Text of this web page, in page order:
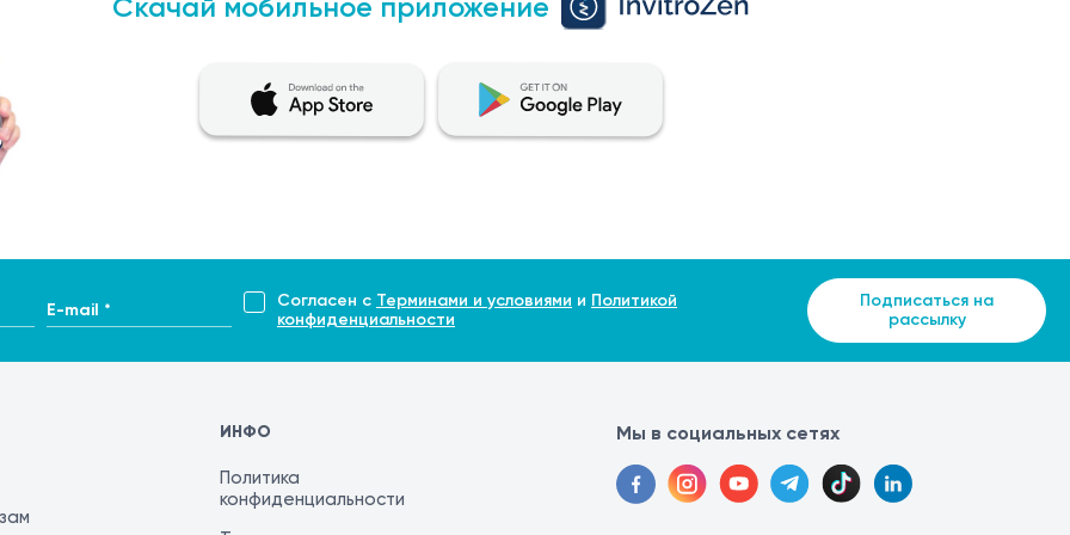
методом лечения предраковых патологий и дисплазии шейки матки. Этот метод позволяет удалить
предотвращая дальнейшее развитие злокачественного процесса. Своевременное лечение дисплазии важно
шейки матки методом иссечения диатермической петлей
состояниях:
II и III степени
дисплазии шейки матки методом иссечения диатермической петлей необходимо соблюдать следующие
E-mail * Согласен с Терминами и условиями и Политикой
конфиденциальности
Подписаться на
рассылку
ИНФО
Политика
конфиденциальности
Мы в социальных сетях